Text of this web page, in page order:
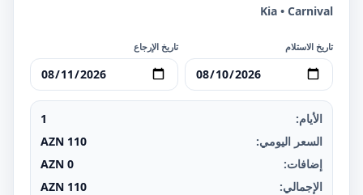
Kia • Carnival
تاريخ الاستلام تاريخ الإرجاع
الأيام:
1
السعر اليومي:
110
إضافات:
0
الإجمالي:
110